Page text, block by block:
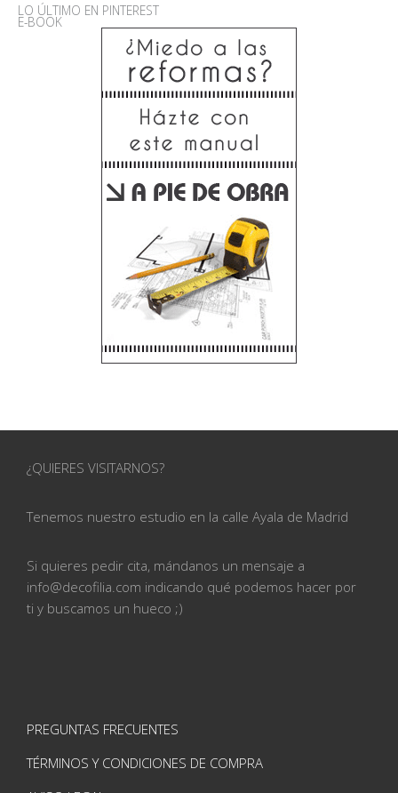
LO ÚLTIMO EN PINTEREST
E-BOOK
¿QUIERES VISITARNOS?
Tenemos nuestro estudio en la calle Ayala de Madrid
Si quieres pedir cita, mándanos un mensaje a
info@decofilia.com indicando qué podemos hacer por
ti y buscamos un hueco ;)
PREGUNTAS FRECUENTES
TÉRMINOS Y CONDICIONES DE COMPRA